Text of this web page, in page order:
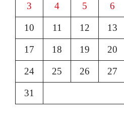
3 4 5 6
10 11 12 13
17 18 19 20
24 25 26 27
31